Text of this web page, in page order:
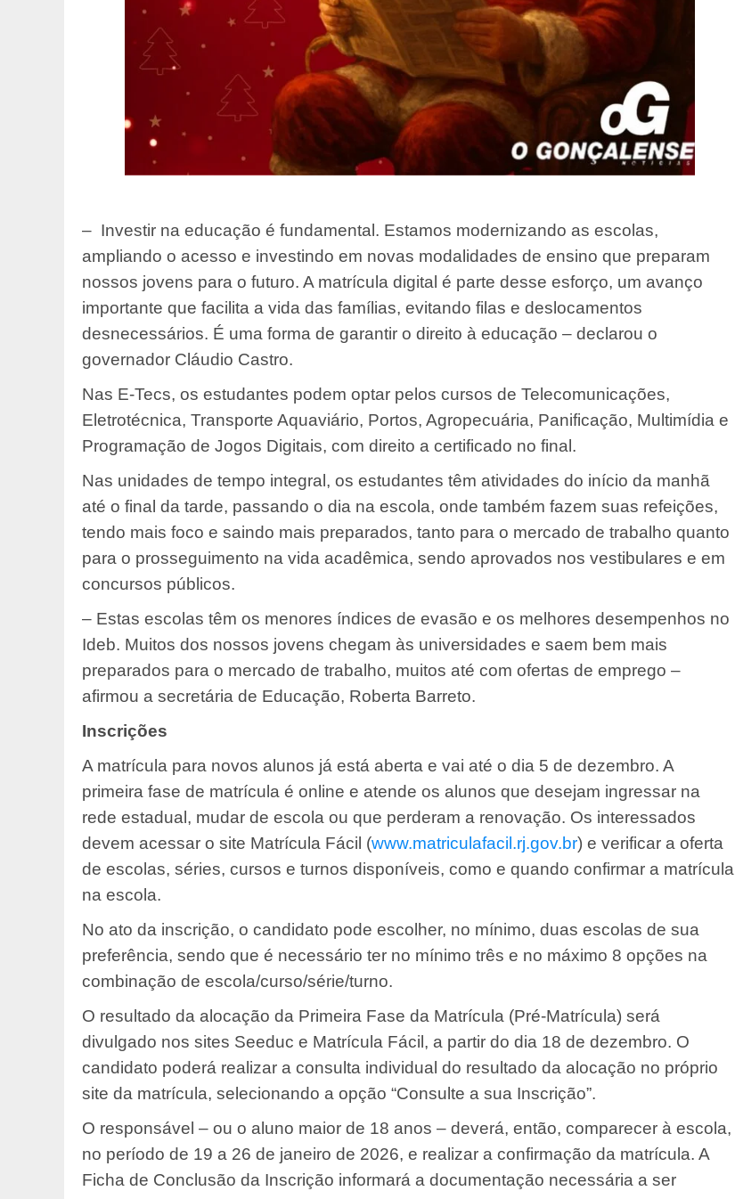
– Investir na educação é fundamental. Estamos modernizando as escolas,
ampliando o acesso e investindo em novas modalidades de ensino que preparam
nossos jovens para o futuro. A matrícula digital é parte desse esforço, um avanço
importante que facilita a vida das famílias, evitando filas e deslocamentos
desnecessários. É uma forma de garantir o direito à educação – declarou o
governador Cláudio Castro.
Nas E-Tecs, os estudantes podem optar pelos cursos de Telecomunicações,
Eletrotécnica, Transporte Aquaviário, Portos, Agropecuária, Panificação, Multimídia e
Programação de Jogos Digitais, com direito a certificado no final.
Nas unidades de tempo integral, os estudantes têm atividades do início da manhã
até o final da tarde, passando o dia na escola, onde também fazem suas refeições,
tendo mais foco e saindo mais preparados, tanto para o mercado de trabalho quanto
para o prosseguimento na vida acadêmica, sendo aprovados nos vestibulares e em
concursos públicos.
– Estas escolas têm os menores índices de evasão e os melhores desempenhos no
Ideb. Muitos dos nossos jovens chegam às universidades e saem bem mais
preparados para o mercado de trabalho, muitos até com ofertas de emprego –
afirmou a secretária de Educação, Roberta Barreto.
Inscrições
A matrícula para novos alunos já está aberta e vai até o dia 5 de dezembro. A
primeira fase de matrícula é online e atende os alunos que desejam ingressar na
rede estadual, mudar de escola ou que perderam a renovação. Os interessados
devem acessar o site Matrícula Fácil (www.matriculafacil.rj.gov.br) e verificar a oferta
de escolas, séries, cursos e turnos disponíveis, como e quando confirmar a matrícula
na escola.
No ato da inscrição, o candidato pode escolher, no mínimo, duas escolas de sua
preferência, sendo que é necessário ter no mínimo três e no máximo 8 opções na
combinação de escola/curso/série/turno.
O resultado da alocação da Primeira Fase da Matrícula (Pré-Matrícula) será
divulgado nos sites Seeduc e Matrícula Fácil, a partir do dia 18 de dezembro. O
candidato poderá realizar a consulta individual do resultado da alocação no próprio
site da matrícula, selecionando a opção “Consulte a sua Inscrição”.
O responsável – ou o aluno maior de 18 anos – deverá, então, comparecer à escola,
no período de 19 a 26 de janeiro de 2026, e realizar a confirmação da matrícula. A
Ficha de Conclusão da Inscrição informará a documentação necessária a ser